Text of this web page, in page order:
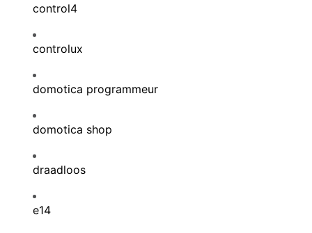
control4
controlux
domotica programmeur
domotica shop
draadloos
e14